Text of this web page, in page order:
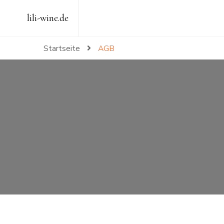
lili-wine.de
Startseite AGB